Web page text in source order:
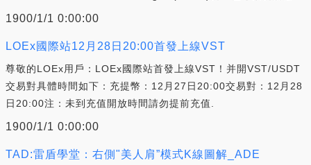
1900/1/1 0:00:00
LOEx國際站12月28日20:00首發上線VST
尊敬的LOEx用戶：LOEx國際站首發上線VST！并開VST/USDT
交易對具體時間如下：充提幣：12月27日20:00交易對：12月28
日20:00注：未到充值開放時間請勿提前充值.
1900/1/1 0:00:00
TAD:雷盾學堂：右側"美人肩”模式K線圖解_ADE